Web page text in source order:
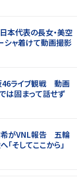
本代表の長女・美空
シャ着けて動画撮影
46ライブ観戦 動画
は固まって話せず
希がVNL報告 五輪
そしてここから」